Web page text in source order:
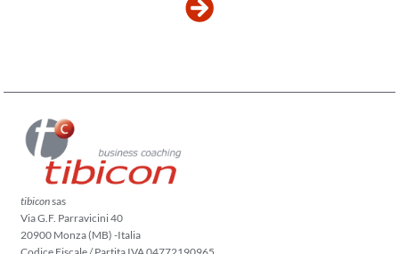
tibiconsas
Via G.F. Parravicini 40
20900 Monza (MB) -Italia